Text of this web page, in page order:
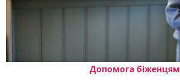
Допомога біженцям